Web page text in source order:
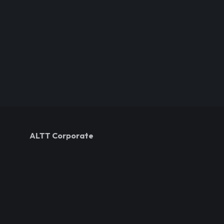
ALTT Corporate